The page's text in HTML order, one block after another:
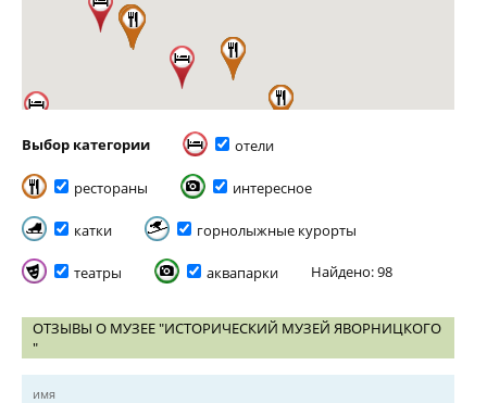
Выбор категории отели
рестораны интересное
катки горнолыжные курорты
театры аквапарки Найдено: 98
ОТЗЫВЫ О МУЗЕЕ "ИСТОРИЧЕСКИЙ МУЗЕЙ ЯВОРНИЦКОГО
"
имя